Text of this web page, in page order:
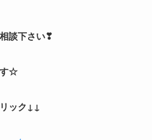
談下さい❣
す☆
ック↓↓